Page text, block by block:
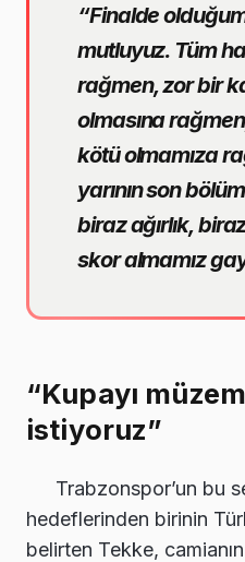
“Finalde
mutluyuz. Tüm
rağmen, zor bir
olmasına
kötü olmamıza
yarının son
biraz ağırlık,
skor almamız
“Kupayı
istiyoruz”
Trabzonspor’un bu
hedeflerinden birinin
belirten Tekke,